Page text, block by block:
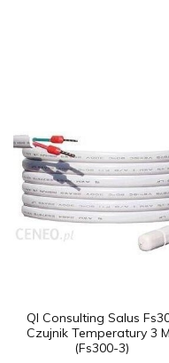
Ql Consulting Salus
Czujnik Temperatury 3
(Fs300-3)